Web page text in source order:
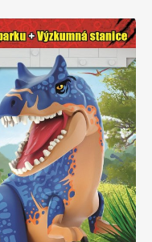
Elle Decoration
Merch